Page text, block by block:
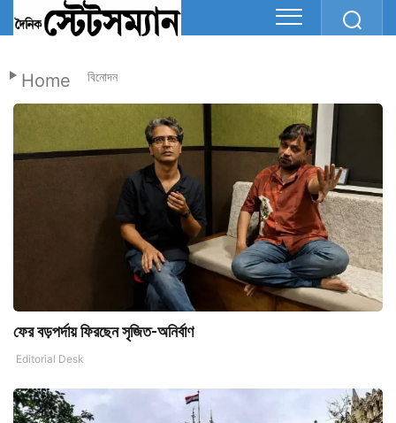
Home বিনোদন
ফের বড়পর্দায় ফিরছেন সৃজিত-অনির্বাণ
Editorial Desk